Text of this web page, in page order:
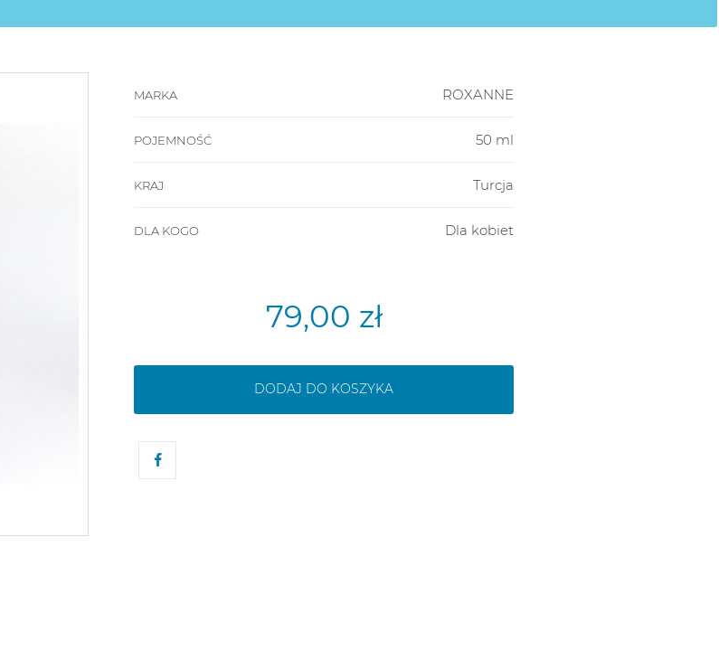
MARKA ROXANNE
POJEMNOŚĆ 50 ml
KRAJ Turcja
DLA KOGO Dla kobiet
79,00 zł
DODAJ DO KOSZYKA